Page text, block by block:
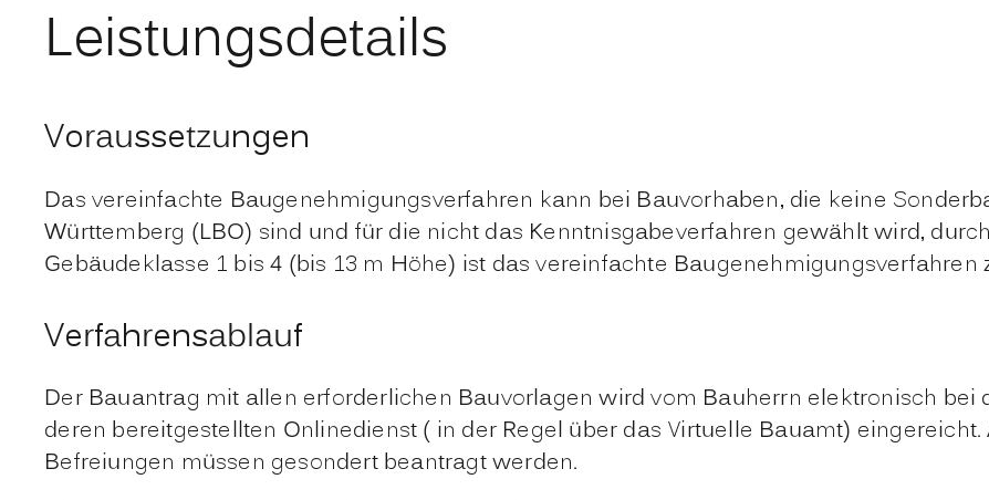
Leistungsdetails
Voraussetzungen
Das vereinfachte Baugenehmigungsverfahren kann bei Bauvorhaben, die keine
Württemberg (LBO) sind und für die nicht das Kenntnisgabeverfahren gewählt wird,
Gebäudeklasse 1 bis 4 (bis 13 m Höhe) ist das vereinfachte Baugenehmigungsverfahren
Verfahrensablauf
Der Bauantrag mit allen erforderlichen Bauvorlagen wird vom Bauherrn elektronisch
deren bereitgestellten Onlinedienst ( in der Regel über das Virtuelle Bauamt)
Befreiungen müssen gesondert beantragt werden.